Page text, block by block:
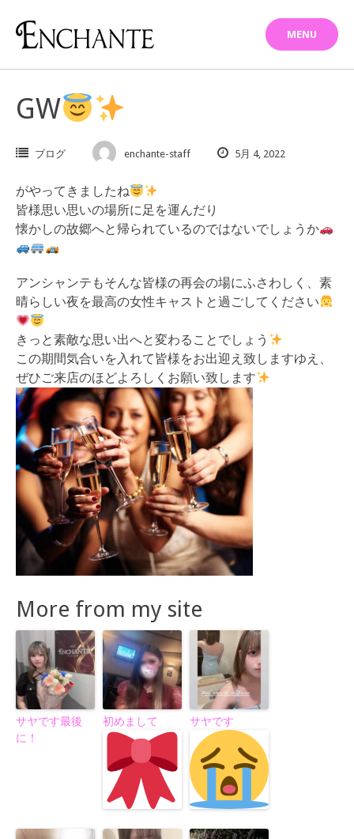
content
MENU
GW
ブログ enchante-staff 5月 4, 2022
がやってきましたね
皆様思い思いの場所に足を運んだり
懐かしの故郷へと帰られているのではないでしょうか
アンシャンテもそんな皆様の再会の場にふさわしく、素
晴らしい夜を最高の女性キャストと過ごしてください
きっと素敵な思い出へと変わることでしょう
この期間気合いを入れて皆様をお出迎え致しますゆえ、
ぜひご来店のほどよろしくお願い致します
More from my site
サヤです最後
に！
初めまして サヤです